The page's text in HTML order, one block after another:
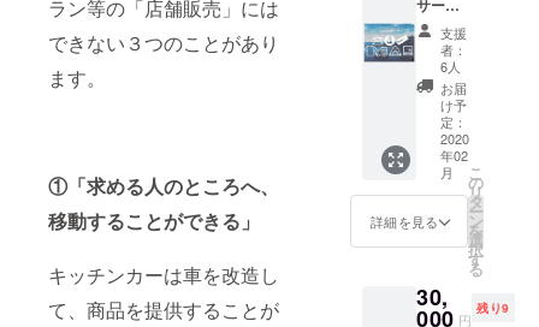
ラン等の「店舗販売」には
できない３つのことがあり
ます。
①「求める人のところへ、
移動することができる」
キッチンカーは車を改造し
て、商品を提供することが
くは本
文中の
《リ
ターン
につい
て》を
ご覧く
ださ
い。 ※
支援
時、必
ず備考
をご記
入くだ
換券×5
④オリ
ジナルT
シャツ
＆
キャッ
プ ⑤あ
なたの
名前を
車に載
せま
す。
文中の
《リ
サー
セッ
ト】 ①
感謝の
気持ち
を込め
たお手
紙、ま
たは電
②「dor
e
dore?」
カー
セット
支援
者：
6人
お届
け予
定：
2020
年02
月
詳細を見る
こ
の
リ
タ
ー
ン
を
選
択
す
る
30,
000 円
残り9